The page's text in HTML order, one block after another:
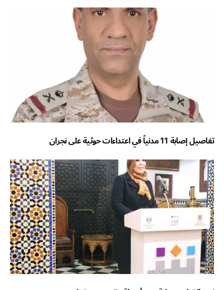
تفاصيل إصابة 11 مدنياً في اعتداءات حوثية على نجران